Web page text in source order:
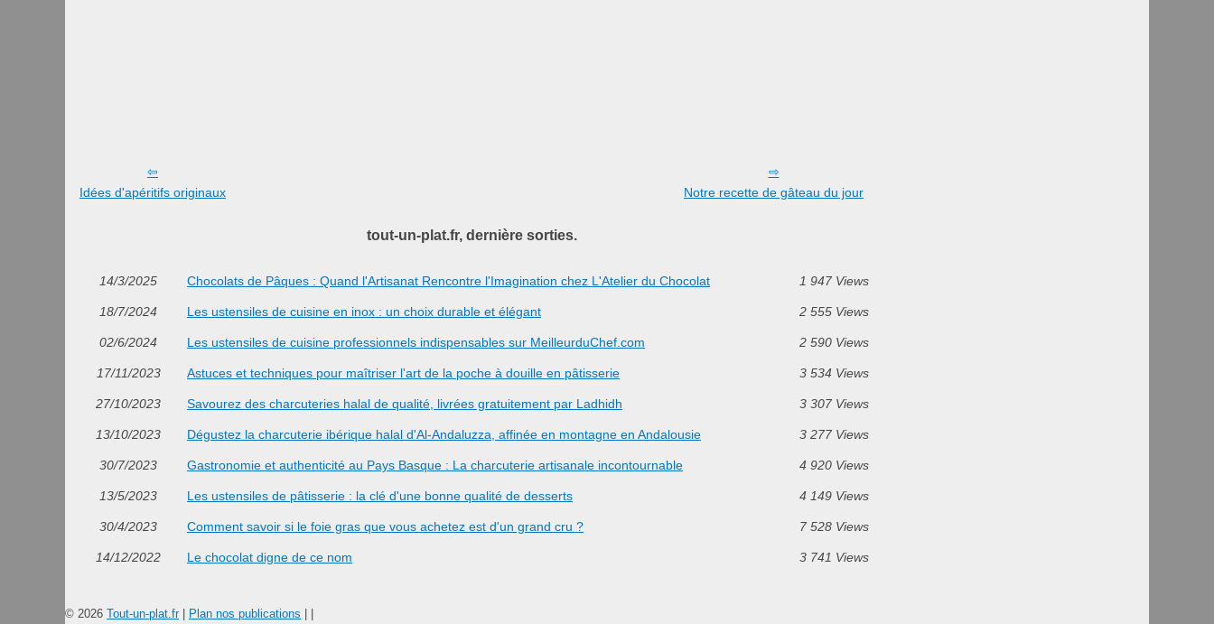
Idées d'apéritifs originaux Notre recette de gâteau du jour
tout-un-plat.fr, dernière sorties.
14/3/2025 Chocolats de Pâques : Quand l'Artisanat Rencontre l'Imagination chez L'Atelier du Chocolat 1 947 Views
18/7/2024 Les ustensiles de cuisine en inox : un choix durable et élégant 2 555 Views
02/6/2024 Les ustensiles de cuisine professionnels indispensables sur MeilleurduChef.com 2 590 Views
17/11/2023 Astuces et techniques pour maîtriser l'art de la poche à douille en pâtisserie 3 534 Views
27/10/2023 Savourez des charcuteries halal de qualité, livrées gratuitement par Ladhidh 3 307 Views
13/10/2023 Dégustez la charcuterie ibérique halal d'Al-Andaluzza, affinée en montagne en Andalousie 3 277 Views
30/7/2023 Gastronomie et authenticité au Pays Basque : La charcuterie artisanale incontournable 4 920 Views
13/5/2023 Les ustensiles de pâtisserie : la clé d'une bonne qualité de desserts 4 149 Views
30/4/2023 Comment savoir si le foie gras que vous achetez est d'un grand cru ? 7 528 Views
14/12/2022 Le chocolat digne de ce nom 3 741 Views
© 2026 Tout-un-plat.fr| Plan nos publications